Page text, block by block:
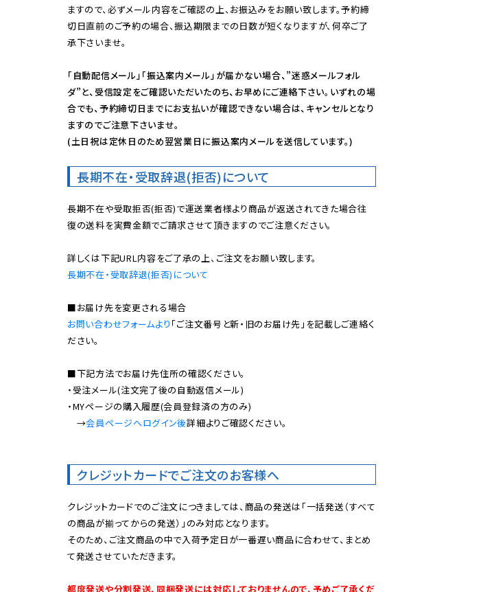
ますので、必ずメール内容をご確認の上、お振込みをお願い致します。予約締
切日直前のご予約の場合、振込期限までの日数が短くなりますが、何卒ご了
承下さいませ。
「自動配信メール」「振込案内メール」が届かない場合、”迷惑メールフォル
ダ”と、受信設定をご確認いただいたのち、お早めにご連絡下さい。いずれの場
合でも、予約締切日までにお支払いが確認できない場合は、キャンセルとなり
ますのでご注意下さいませ。
(土日祝は定休日のため翌営業日に振込案内メールを送信しています。)
長期不在・受取辞退(拒否)について
長期不在や受取拒否(拒否)で運送業者様より商品が返送されてきた場合往
復の送料を実費金額でご請求させて頂きますのでご注意ください。
長期不在・受取辞退(拒否)について
お問い合わせフォームより 「ご注文番号と新・旧のお届け先」を記載しご連絡く
ださい。
■下記方法でお届け先住所の確認ください。
・受注メール(注文完了後の自動返信メール)
・MYページの購入履歴(会員登録済の方のみ)
→会員ページへログイン後詳細よりご確認ください。
クレジットカードでご注文のお客様へ
クレジットカードでのご注文につきましては、商品の発送は「一括発送（すべて
の商品が揃ってからの発送）」のみ対応となります。
そのため、ご注文商品の中で入荷予定日が一番遅い商品に合わせて、まとめ
て発送させていただきます。
都度発送や分割発送、同梱発送には対応しておりませんので、予めご了承くだ